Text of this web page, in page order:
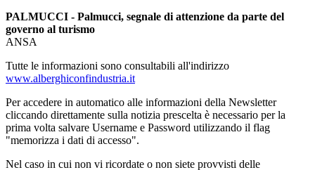
PALMUCCI - Palmucci, segnale di attenzione da parte del
governo al turismo
ANSA
Tutte le informazioni sono consultabili all'indirizzo
www.alberghiconfindustria.it
Per accedere in automatico alle informazioni della Newsletter
cliccando direttamente sulla notizia prescelta è necessario per la
prima volta salvare Username e Password utilizzando il flag
"memorizza i dati di accesso".
Nel caso in cui non vi ricordate o non siete provvisti delle